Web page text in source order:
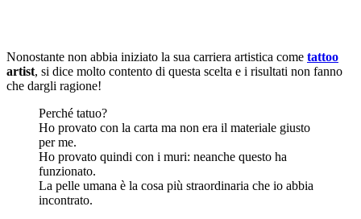
Nonostante non abbia iniziato la sua carriera artistica come tattoo
artist, si dice molto contento di questa scelta e i risultati non fanno
che dargli ragione!
Perché tatuo?
Ho provato con la carta ma non era il materiale giusto
per me.
Ho provato quindi con i muri: neanche questo ha
funzionato.
La pelle umana è la cosa più straordinaria che io abbia
incontrato.